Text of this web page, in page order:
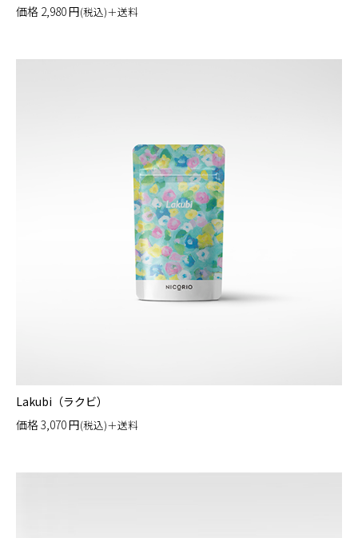
価格 2,980円(税込)＋送料
Lakubi（ラクビ）
価格3,070円(税込)＋送料